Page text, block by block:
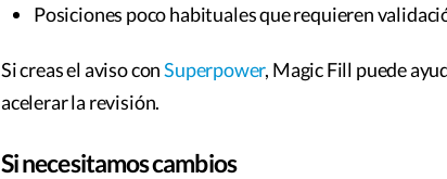
Posiciones poco habituales que requieren
Si creas el aviso conSuperpower, Magic Fill puede
acelerar la revisión.
Si necesitamos cambios